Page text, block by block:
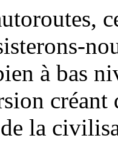
à bas
créant
la